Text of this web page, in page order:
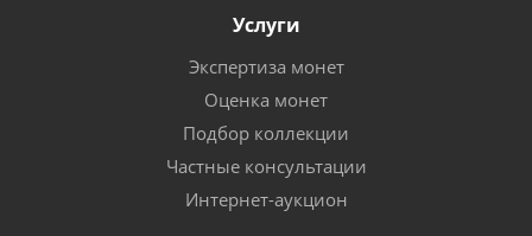
Услуги
Экспертиза монет
Оценка монет
Подбор коллекции
Частные консультации
Интернет-аукцион